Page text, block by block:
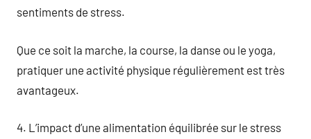
sentiments de stress.
Que ce soit la marche, la course, la danse ou le yoga,
pratiquer une activité physique régulièrement est très
avantageux.
4. L’impact d’une alimentation équilibrée sur le stress